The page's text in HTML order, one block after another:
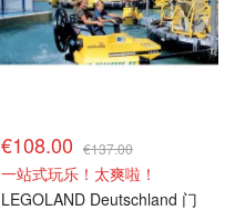
€108.00 €137.00
一站式玩乐！太爽啦！
LEGOLAND Deutschland 门